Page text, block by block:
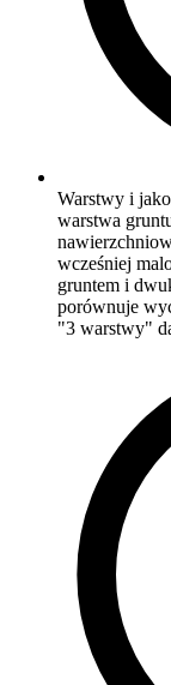
Warstwy i
warstwa
wcześniej
gruntem i
porównuje
"3 warstwy"